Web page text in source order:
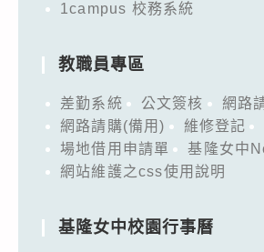
1campus 校務系統
教職員專區
差勤系統 公文簽核
網路
網路請購(備用)
維修登記
場地借用申請單
基隆女中
網站維護之css使用說明
基隆女中校園行事曆